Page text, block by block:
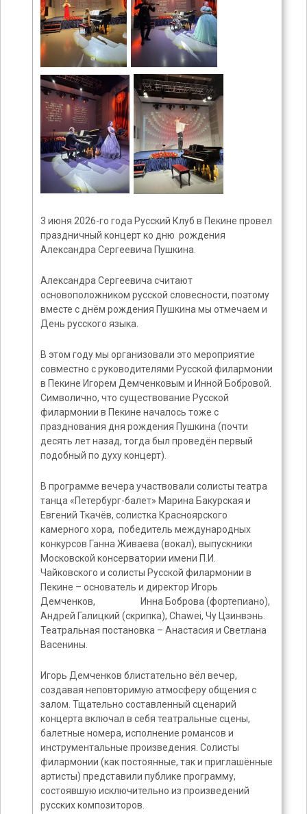
3 июня 2026-го года Русский Клуб в Пекине провел
праздничный концерт ко дню рождения
Александра Сергеевича Пушкина.
Александра Сергеевича считают
основоположником русской словесности, поэтому
вместе с днём рождения Пушкина мы отмечаем и
День русского языка.
В этом году мы организовали это мероприятие
совместно с руководителями Русской филармонии
в Пекине Игорем Демченковым и Инной Бобровой.
Символично, что существование Русской
филармонии в Пекине началось тоже с
празднования дня рождения Пушкина (почти
десять лет назад, тогда был проведён первый
подобный по духу концерт).
В программе вечера участвовали солисты театра
танца «Петербург-балет» Марина Бакурская и
Евгений Ткачёв, солистка Красноярского
камерного хора, победитель международных
конкурсов Ганна Живаева (вокал), выпускники
Московской консерватории имени П.И.
Чайковского и солисты Русской филармонии в
Пекине – основатель и директор Игорь
Демченков, Инна Боброва (фортепиано),
Андрей Галицкий (скрипка), Chawei, Чу Цзинвэнь.
Театральная постановка – Анастасия и Светлана
Васенины.
Игорь Демченков блистательно вёл вечер,
создавая неповторимую атмосферу общения с
залом. Тщательно составленный сценарий
концерта включал в себя театральные сцены,
балетные номера, исполнение романсов и
инструментальные произведения. Солисты
филармонии (как постоянные, так и приглашённые
артисты) представили публике программу,
состоявшую исключительно из произведений
русских композиторов.